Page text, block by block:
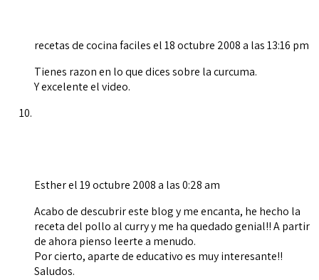
recetas de cocina facilesel 18 octubre 2008 a las 13:16 pm
Tienes razon en lo que dices sobre la curcuma.
Y excelente el video.
Estherel 19 octubre 2008 a las 0:28 am
Acabo de descubrir este blog y me encanta, he hecho la
receta del pollo al curry y me ha quedado genial!! A partir
de ahora pienso leerte a menudo.
Por cierto, aparte de educativo es muy interesante!!
Saludos.